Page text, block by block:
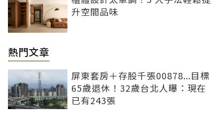
升空間品味
熱門文章
屏東套房＋存股千張00878...目標
65歲退休！32歲台北人曝：現在
已有243張